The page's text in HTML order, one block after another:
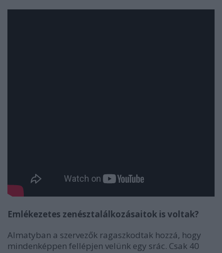
Emlékezetes zenésztalálkozásaitok is voltak?
Almatyban a szervezők ragaszkodtak hozzá, hogy
mindenképpen fellépjen velünk egy srác. Csak 40